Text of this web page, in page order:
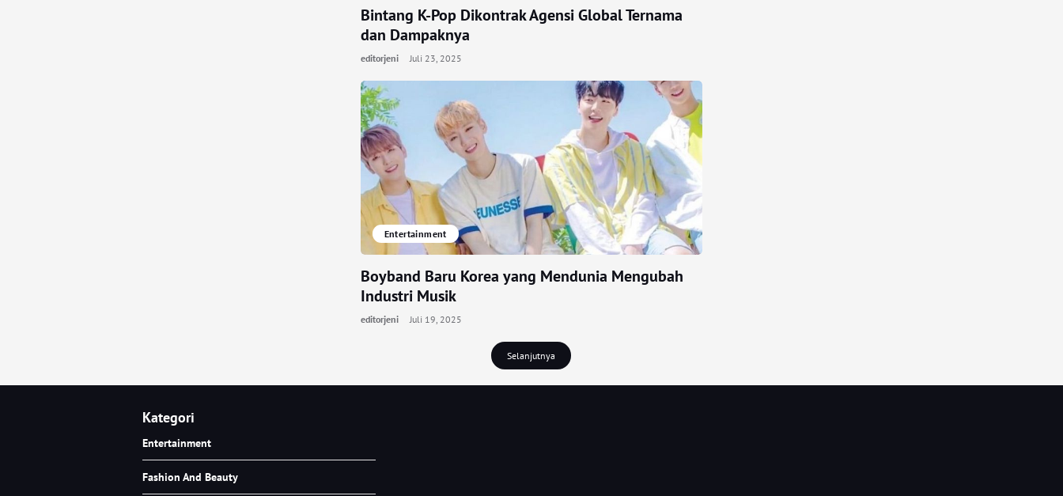
Bintang K-Pop Dikontrak Agensi Global Ternama
dan Dampaknya
editorjeni Juli 23, 2025
Entertainment
Boyband Baru Korea yang Mendunia Mengubah
Industri Musik
editorjeni Juli 19, 2025
Selanjutnya
Kategori
Entertainment
Fashion And Beauty